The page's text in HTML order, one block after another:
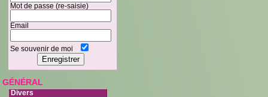
Mot de passe (re-saisie)
Email
Se souvenir de moi
GÉNÉRAL
Divers